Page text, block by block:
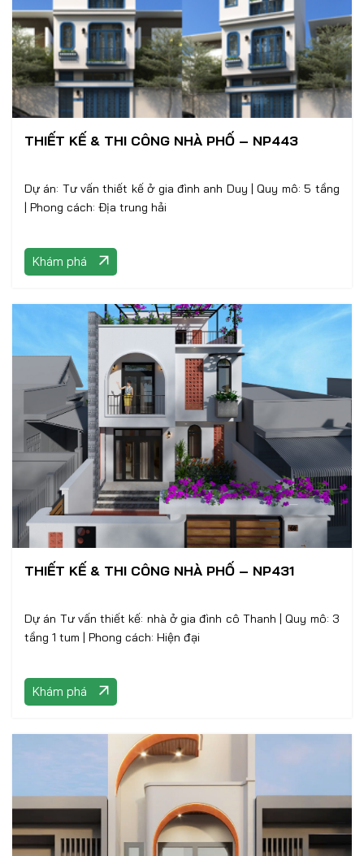
THIẾT KẾ & THI CÔNG NHÀ PHỐ – NP443
Dự án: Tư vấn thiết kế ở gia đình anh Duy | Quy mô: 5 tầng
| Phong cách: Địa trung hải
Khám phá
THIẾT KẾ & THI CÔNG NHÀ PHỐ – NP431
Dự án Tư vấn thiết kế: nhà ở gia đình cô Thanh | Quy mô: 3
tầng 1 tum | Phong cách: Hiện đại
Khám phá